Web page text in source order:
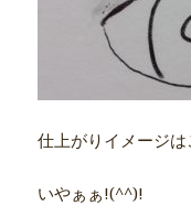
仕上がりイメージは
いやぁぁ!(^^)!